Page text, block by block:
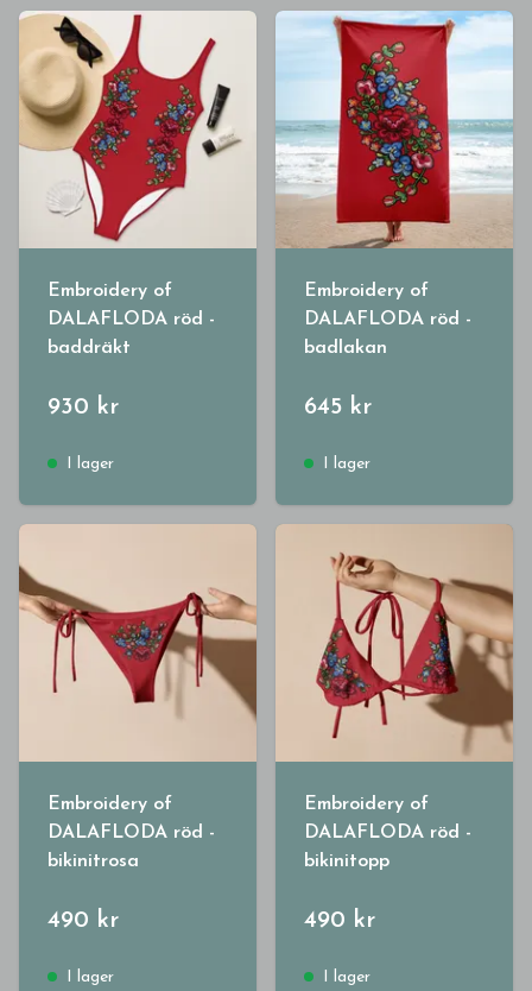
Embroidery of
DALAFLODA röd -
baddräkt
930 kr
I lager
Embroidery of
DALAFLODA röd -
badlakan
645 kr
I lager
Embroidery of
DALAFLODA röd -
bikinitrosa
490 kr
I lager
Embroidery of
DALAFLODA röd -
bikinitopp
490 kr
I lager